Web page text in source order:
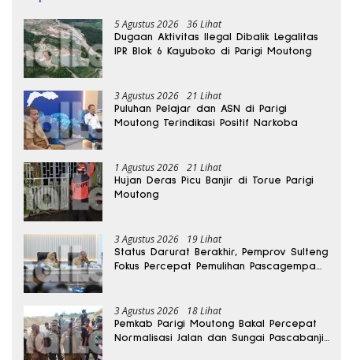
5 Agustus 2026 36 Lihat
Dugaan Aktivitas Ilegal Dibalik Legalitas
IPR Blok 6 Kayuboko di Parigi Moutong
3 Agustus 2026 21 Lihat
Puluhan Pelajar dan ASN di Parigi
Moutong Terindikasi Positif Narkoba
1 Agustus 2026 21 Lihat
Hujan Deras Picu Banjir di Torue Parigi
Moutong
3 Agustus 2026 19 Lihat
Status Darurat Berakhir, Pemprov Sulteng
Fokus Percepat Pemulihan Pascagempa
3 Agustus 2026 18 Lihat
Pemkab Parigi Moutong Bakal Percepat
Normalisasi Jalan dan Sungai Pascabanjir